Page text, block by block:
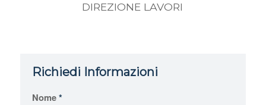
DIREZIONE LAVORI
Richiedi Informazioni
Nome*